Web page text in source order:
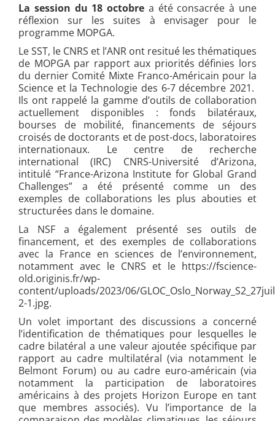
La session du 18 octobre a été consacrée à une
réflexion sur les suites à envisager pour le
programme MOPGA.
Le SST, le CNRS et l’ANR ont resitué les thématiques
de MOPGA par rapport aux priorités définies lors
du dernier Comité Mixte Franco-Américain pour la
Science et la Technologie des 6-7 décembre 2021.
Ils ont rappelé la gamme d’outils de collaboration
actuellement disponibles : fonds bilatéraux,
bourses de mobilité, financements de séjours
croisés de doctorants et de post-docs, laboratoires
internationaux. Le centre de recherche
international (IRC) CNRS-Université d’Arizona,
intitulé “France-Arizona Institute for Global Grand
Challenges” a été présenté comme un des
exemples de collaborations les plus abouties et
structurées dans le domaine.
La NSF a également présenté ses outils de
financement, et des exemples de collaborations
avec la France en sciences de l’environnement,
notamment avec le CNRS et le https://fscience-
old.originis.fr/wp-
content/uploads/2023/06/
2-1.jpg.
Un volet important des discussions a concerné
l’identification de thématiques pour lesquelles le
cadre bilatéral a une valeur ajoutée spécifique par
rapport au cadre multilatéral (via notamment le
Belmont Forum) ou au cadre euro-américain (via
notamment la participation de laboratoires
américains à des projets Horizon Europe en tant
que membres associés). Vu l’importance de la